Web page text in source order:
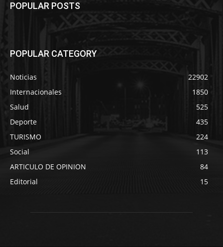
POPULAR POSTS
POPULAR CATEGORY
Noticias
22902
Internacionales
1850
Salud
525
Deporte
435
TURISMO
224
Social
113
ARTICULO DE OPINION
84
Editorial
15